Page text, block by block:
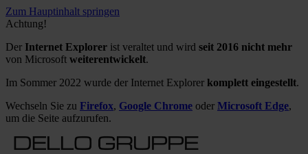
Zum Hauptinhalt springen
Achtung!
Der Internet Explorer ist veraltet und wird seit 2016 nicht mehr
von Microsoft weiterentwickelt.
Im Sommer 2022 wurde der Internet Explorer komplett eingestellt.
Wechseln Sie zu Firefox, Google Chrome oder Microsoft Edge,
um die Seite aufzurufen.